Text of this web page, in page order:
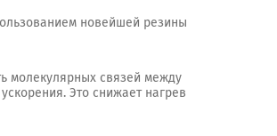
новейшей резины
молекулярных связей между
Это снижает нагрев